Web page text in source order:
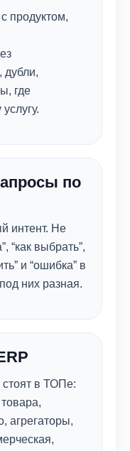
продуктом,
дубли,
где
по
интент. Не
“как выбрать”,
и “ошибка” в
них разная.
стоят в ТОПе:
товара,
агрегаторы,